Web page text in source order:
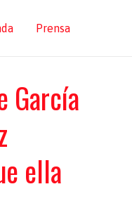
Prensa
García
ella